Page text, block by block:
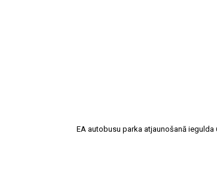
EA autobusu parka atjaunošanā iegulda